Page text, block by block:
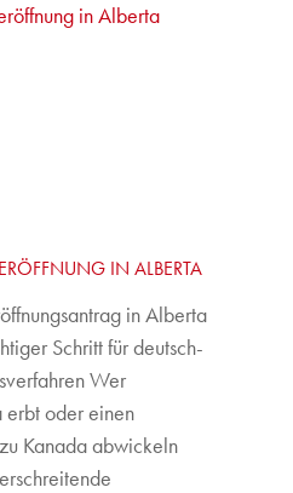
IN ALBERTA
in Alberta
Schritt für deutsch-
Wer
erbt oder einen
Kanada abwickeln